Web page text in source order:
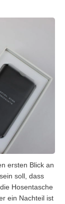
ersten Blick an
soll, dass
Hosentasche
ein Nachteil ist